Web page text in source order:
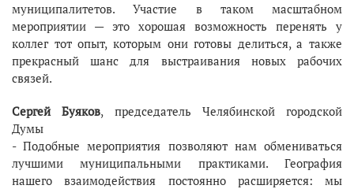
муниципалитетов. Участие в таком масштабном
мероприятии — это хорошая возможность перенять у
коллег тот опыт, которым они готовы делиться, а также
прекрасный шанс для выстраивания новых рабочих
связей.
Сергей Буяков, председатель Челябинской городской
Думы
- Подобные мероприятия позволяют нам обмениваться
лучшими муниципальными практиками. География
нашего взаимодействия постоянно расширяется: мы